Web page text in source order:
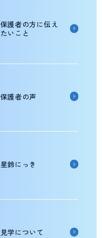
保護者の方に伝え
たいこと
保護者の声
星鈴にっき
見学について